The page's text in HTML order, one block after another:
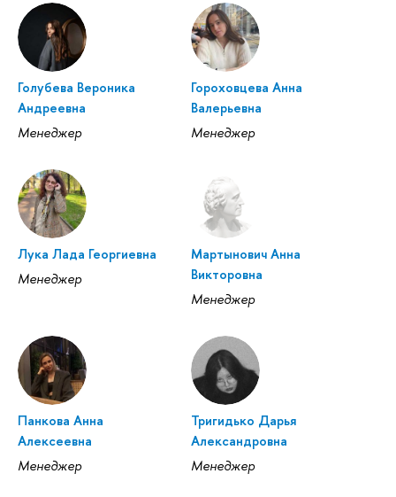
Голубева Вероника
Андреевна
Менеджер
Гороховцева Анна
Валерьевна
Менеджер
Лука Лада Георгиевна
Менеджер
Мартынович Анна
Викторовна
Менеджер
Панкова Анна
Алексеевна
Менеджер
Тригидько Дарья
Александровна
Менеджер